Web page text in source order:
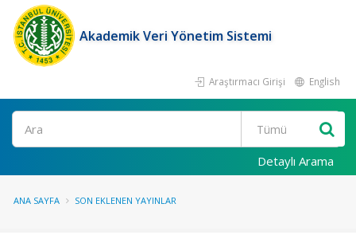
Akademik Veri Yönetim Sistemi
Araştırmacı Girişi English
Ara
Detaylı Arama
ANA SAYFA SON EKLENEN YAYINLAR